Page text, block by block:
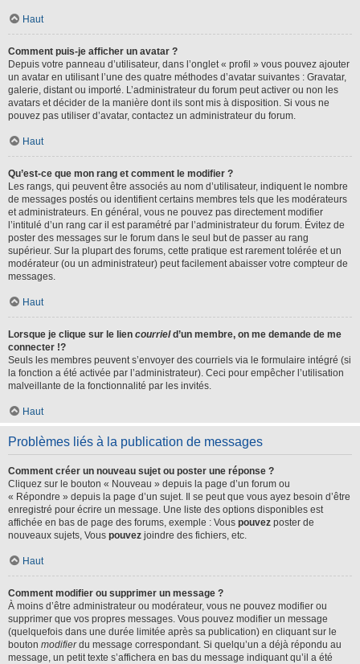
Haut
Comment puis-je afficher un avatar ?
Depuis votre panneau d’utilisateur, dans l’onglet « profil » vous pouvez ajouter
un avatar en utilisant l’une des quatre méthodes d’avatar suivantes : Gravatar,
galerie, distant ou importé. L’administrateur du forum peut activer ou non les
avatars et décider de la manière dont ils sont mis à disposition. Si vous ne
pouvez pas utiliser d’avatar, contactez un administrateur du forum.
Haut
Qu’est-ce que mon rang et comment le modifier ?
Les rangs, qui peuvent être associés au nom d’utilisateur, indiquent le nombre
de messages postés ou identifient certains membres tels que les modérateurs
et administrateurs. En général, vous ne pouvez pas directement modifier
l’intitulé d’un rang car il est paramétré par l’administrateur du forum. Évitez de
poster des messages sur le forum dans le seul but de passer au rang
supérieur. Sur la plupart des forums, cette pratique est rarement tolérée et un
modérateur (ou un administrateur) peut facilement abaisser votre compteur de
messages.
Haut
Lorsque je clique sur le lien courrield’un membre, on me demande de me
connecter !?
Seuls les membres peuvent s’envoyer des courriels via le formulaire intégré (si
la fonction a été activée par l’administrateur). Ceci pour empêcher l’utilisation
malveillante de la fonctionnalité par les invités.
Haut
Problèmes liés à la publication de messages
Comment créer un nouveau sujet ou poster une réponse ?
Cliquez sur le bouton « Nouveau » depuis la page d’un forum ou
« Répondre » depuis la page d’un sujet. Il se peut que vous ayez besoin d’être
enregistré pour écrire un message. Une liste des options disponibles est
affichée en bas de page des forums, exemple : Vous pouvez poster de
nouveaux sujets, Vous pouvez joindre des fichiers, etc.
Haut
Comment modifier ou supprimer un message ?
À moins d’être administrateur ou modérateur, vous ne pouvez modifier ou
supprimer que vos propres messages. Vous pouvez modifier un message
(quelquefois dans une durée limitée après sa publication) en cliquant sur le
bouton modifierdu message correspondant. Si quelqu’un a déjà répondu au
message, un petit texte s’affichera en bas du message indiquant qu’il a été